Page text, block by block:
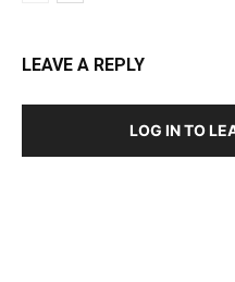
LEAVE A REPLY
LOG IN TO